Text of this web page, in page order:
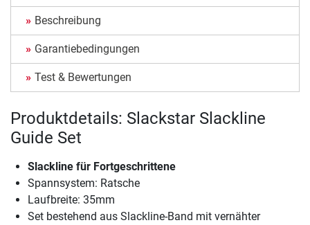
Beschreibung
Garantiebedingungen
Test & Bewertungen
Produktdetails: Slackstar Slackline
Guide Set
Slackline für Fortgeschrittene
Spannsystem: Ratsche
Laufbreite: 35mm
Set bestehend aus Slackline-Band mit vernähter